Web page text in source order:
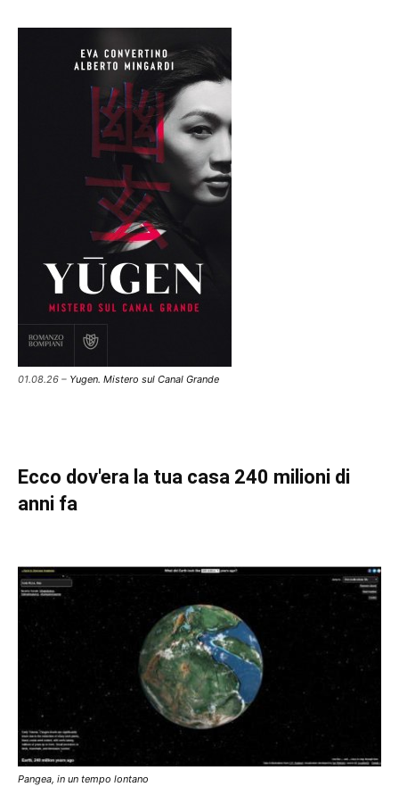
01.08.26 – Yugen. Mistero sul Canal Grande
Ecco dov'era la tua casa 240 milioni di
anni fa
Pangea, in un tempo lontano